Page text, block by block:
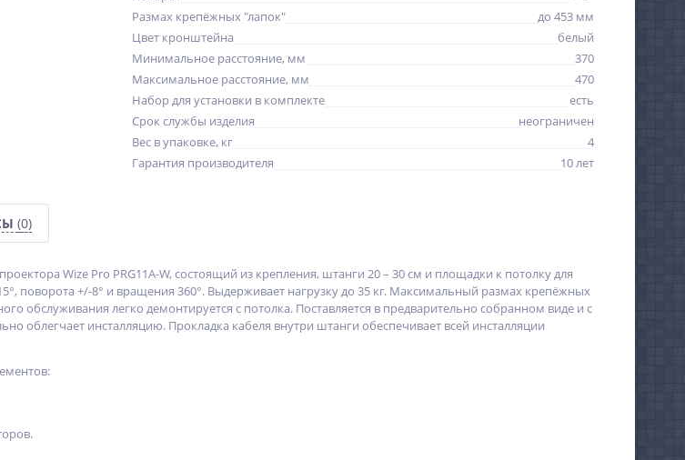
Размах крепёжных "лапок"
до 453 мм
Цвет кронштейна
белый
Минимальное расстояние, мм
370
Максимальное расстояние, мм
470
Набор для установки в комплекте
есть
Срок службы изделия
неограничен
Вес в упаковке, кг
4
Гарантия производителя
10 лет
(0)
Wize Pro PRG11A-W, состоящий из крепления, штанги 20 – 30 см и площадки к потолку для
поворота +/-8° и вращения 360°. Выдерживает нагрузку до 35 кг. Максимальный размах крепёжных
обслуживания легко демонтируется с потолка. Поставляется в предварительно собранном виде и с
облегчает инсталляцию. Прокладка кабеля внутри штанги обеспечивает всей инсталляции